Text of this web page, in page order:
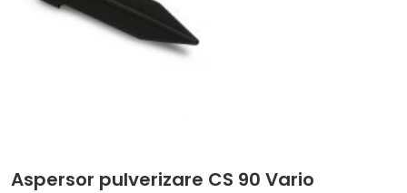
Aspersor pulverizare CS 90 Vario